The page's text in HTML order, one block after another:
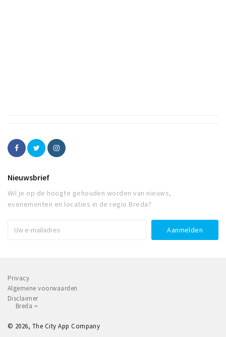
Nieuwsbrief
Wil je op de hoogte gehouden worden van nieuws,
evenementen en locaties in de regio Breda?
Privacy
Algemene voorwaarden
Disclaimer
Breda
© 2026, The City App Company